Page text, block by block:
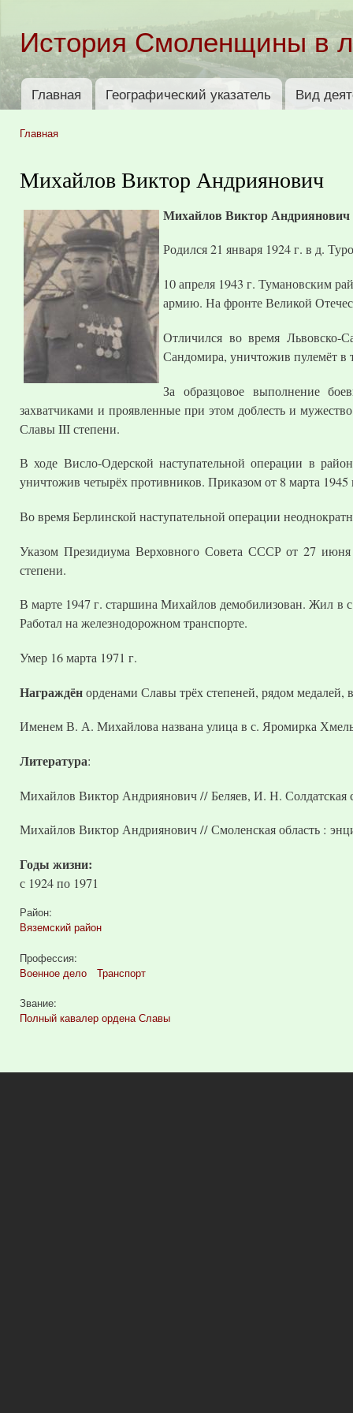
История Смоленщины в
Главное меню
Главная Географический указатель Вид
Главная
Михайлов Виктор Андриянович
Михайлов Виктор Андриянович
Родился 21 января 1924 г. в д.
10 апреля 1943 г. Тумановским
армию. На фронте Великой
Отличился во время Львовско-
Сандомира, уничтожив пулемёт в
За образцовое выполнение
захватчиками и проявленные при этом доблесть и
Славы III степени.
В ходе Висло-Одерской наступательной операции в
уничтожив четырёх противников. Приказом от 8 марта
Во время Берлинской наступательной операции
Указом Президиума Верховного Совета СССР от 27
степени.
В марте 1947 г. старшина Михайлов демобилизован. Жил в
Работал на железнодорожном транспорте.
Умер 16 марта 1971 г.
Награждёнорденами Славы трёх степеней, рядом медалей,
Именем В. А. Михайлова названа улица в с. Яромирка
Литература:
Михайлов Виктор Андриянович // Беляев, И. Н.
Михайлов Виктор Андриянович // Смоленская область :
Годы жизни:
с 1924по 1971
Район:
Вяземский район
Профессия:
Военное дело
Транспорт
Звание:
Полный кавалер ордена Славы